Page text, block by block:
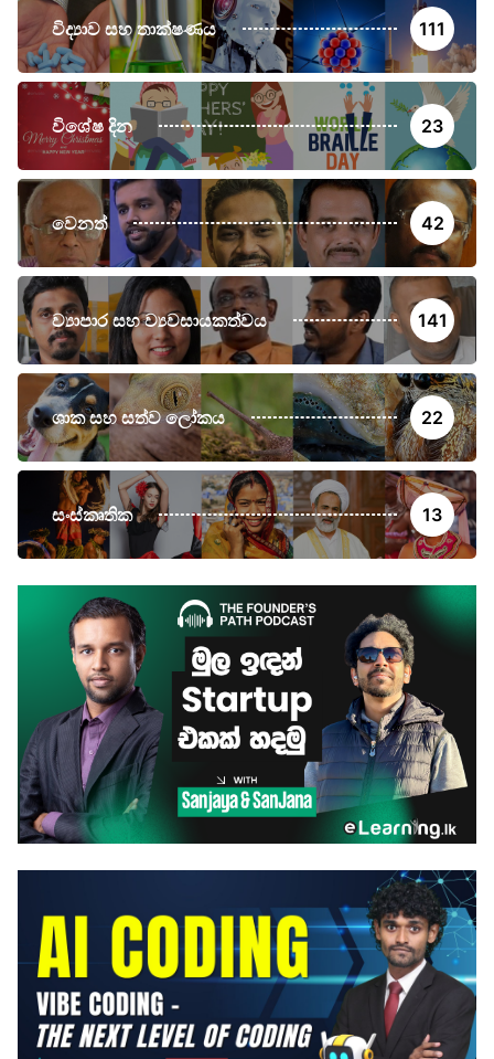
විද්‍යාව සහ තාක්ෂණය 111
විශේෂ දින 23
වෙනත් 42
ව්‍යාපාර සහ ව්‍යවසායකත්වය 141
ශාක සහ සත්ව ලෝකය 22
සංස්කෘතික 13